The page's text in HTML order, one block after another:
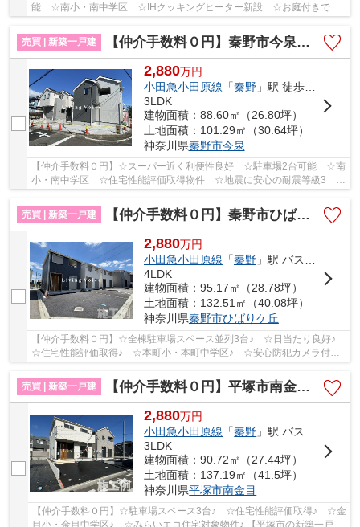
能 ☆南小・南中学区 ☆IHクッキングヒーター新設 ☆お庭付きでガ
ーデニングや家庭菜園など可能 ☆南向きリビング16帖...
売買 | 新築一戸建
【仲介手数料０円】秦野市今泉第1期 新築一戸建て 1号棟 全2棟
2,880万円
小田急小田原線 「秦野」駅 徒歩15分
3LDK
建物面積：88.60㎡（26.80坪）
土地面積：101.29㎡（30.64坪）
神奈川県秦野市今泉
【仲介手数料０円】☆スーパー近く利便性良好 ☆駐車場2台可能 ☆南
小・南中学区 ☆住宅性能評価取得物件 ☆地震に安心の耐震等級3 ☆
駅徒歩圏内の立地 ☆全居室収納完備 ☆エコジョー...
売買 | 新築一戸建
【仲介手数料０円】秦野市ひばりヶ丘第2 新築一戸建て 全4棟
2,880万円
小田急小田原線 「秦野」駅 バス2分 「バス停」 停歩13分
4LDK
建物面積：95.17㎡（28.78坪）
土地面積：132.51㎡（40.08坪）
神奈川県秦野市ひばりケ丘
【仲介手数料０円】☆全棟駐車場スペース並列3台♪ ☆日当たり良好♪
☆住宅性能評価取得♪ ☆本町小・本町中学区♪ ☆安心防犯カメラ付き♪
【秦野市の新築一戸建てのことならリビングボイ...
売買 | 新築一戸建
【仲介手数料０円】平塚市南金目第20 新築一戸建て 全２棟
2,880万円
小田急小田原線 「秦野 」駅 バス30分 「バス停」 停歩7分
3LDK
建物面積：90.72㎡（27.44坪）
土地面積：137.19㎡（41.5坪）
神奈川県平塚市南金目
【仲介手数料０円】☆駐車場スペース3台♪ ☆住宅性能評価取得♪ ☆金